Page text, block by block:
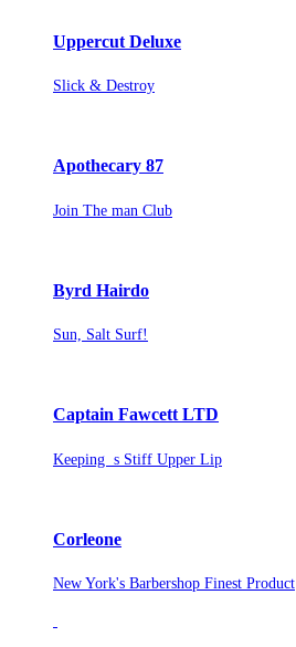
Uppercut Deluxe
Slick & Destroy
Apothecary 87
Join The man Club
Byrd Hairdo
Sun, Salt Surf!
Captain Fawcett LTD
Keeping s Stiff Upper Lip
Corleone
New York's Barbershop Finest Product